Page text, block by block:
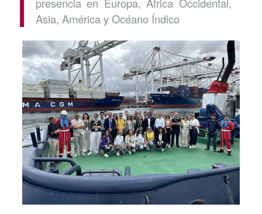
presencia en Europa, África Occidental,
Asia, América y Océano Índico